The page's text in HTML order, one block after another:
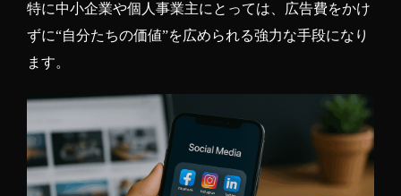
特に中小企業や個人事業主にとっては、広告費をかけ
ずに“自分たちの価値”を広められる強力な手段になり
ます。